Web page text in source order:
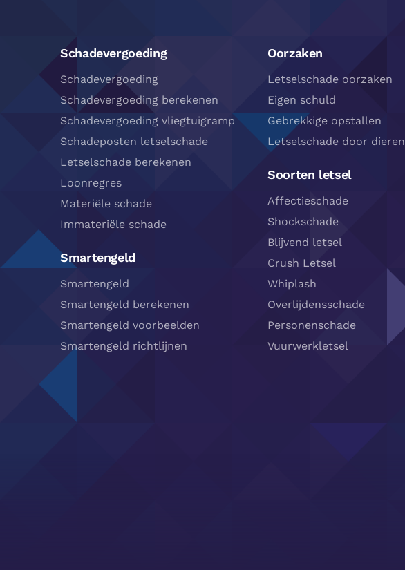
Schadevergoeding
Schadevergoeding
Schadevergoeding berekenen
Schadevergoeding vliegtuigramp
Schadeposten letselschade
Letselschade berekenen
Loonregres
Materiële schade
Immateriële schade
Smartengeld
Smartengeld
Smartengeld berekenen
Smartengeld voorbeelden
Smartengeld richtlijnen
Oorzaken
Letselschade oorzaken
Eigen schuld
Gebrekkige opstallen
Letselschade door dieren
Soorten letsel
Affectieschade
Shockschade
Blijvend letsel
Crush Letsel
Whiplash
Overlijdensschade
Personenschade
Vuurwerkletsel